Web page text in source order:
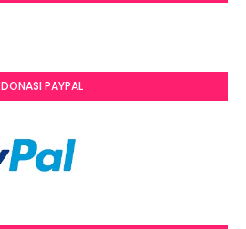
DONASI PAYPAL